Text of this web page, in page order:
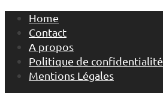
Skip
content
Home
Contact
A propos
Politique de confidentialité
Mentions Légales